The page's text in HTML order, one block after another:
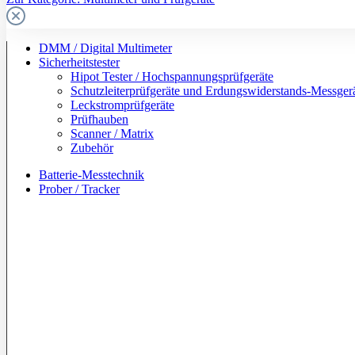
DMM / Digital Multimeter
Sicherheitstester
Hipot Tester / Hochspannungsprüfgeräte
Schutzleiterprüfgeräte und Erdungswiderstands-
Leckstromprüfgeräte
Prüfhauben
Scanner / Matrix
Zubehör
Batterie-Messtechnik
Prober / Tracker